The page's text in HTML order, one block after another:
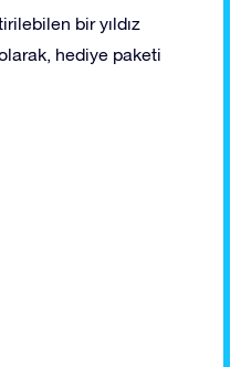
bir yıldız
hediye paketi